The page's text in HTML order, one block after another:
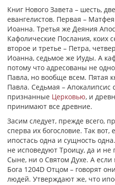
Книг Нового Завета – шесть,
евангелистов. Первая –
Иоанна. Третья же Деяния
Кафолические Послания, коих
второе и третье – Петра,
Иоанна, седьмое же Иуды. А
потому что адресованы не
Павла, но вообще всем. Пятая
Павла. Седьмая – Апокалипсис
признанные Церковью, и
принимают все древние.
Засим следует, прежде всего,
сперва их богословие. Так вот,
ипостась одна и сущность
не исповедуют Троицу, да и не
Сыне, ни о Святом Духе. А
Бога 1204D Отцом – говорят
людей. Утверждают же, что